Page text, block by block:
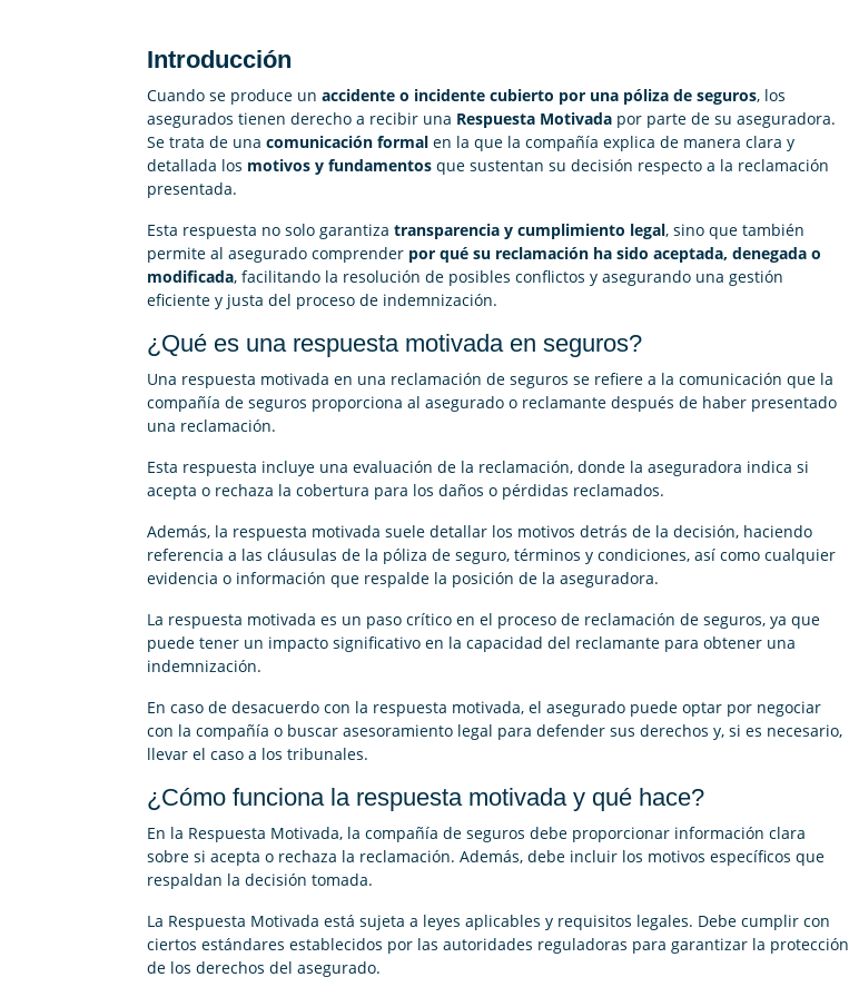
Introducción
Cuando se produce un accidente o incidente cubierto por una póliza de seguros, los
asegurados tienen derecho a recibir una Respuesta Motivada por parte de su aseguradora.
Se trata de una comunicación formal en la que la compañía explica de manera clara y
detallada los motivos y fundamentos que sustentan su decisión respecto a la reclamación
presentada.
Esta respuesta no solo garantiza transparencia y cumplimiento legal, sino que también
permite al asegurado comprender por qué su reclamación ha sido aceptada, denegada o
modificada, facilitando la resolución de posibles conflictos y asegurando una gestión
eficiente y justa del proceso de indemnización.
¿Qué es una respuesta motivada en seguros?
Una respuesta motivada en una reclamación de seguros se refiere a la comunicación que la
compañía de seguros proporciona al asegurado o reclamante después de haber presentado
una reclamación.
Esta respuesta incluye una evaluación de la reclamación, donde la aseguradora indica si
acepta o rechaza la cobertura para los daños o pérdidas reclamados.
Además, la respuesta motivada suele detallar los motivos detrás de la decisión, haciendo
referencia a las cláusulas de la póliza de seguro, términos y condiciones, así como cualquier
evidencia o información que respalde la posición de la aseguradora.
La respuesta motivada es un paso crítico en el proceso de reclamación de seguros, ya que
puede tener un impacto significativo en la capacidad del reclamante para obtener una
indemnización.
En caso de desacuerdo con la respuesta motivada, el asegurado puede optar por negociar
con la compañía o buscar asesoramiento legal para defender sus derechos y, si es necesario,
llevar el caso a los tribunales.
¿Cómo funciona la respuesta motivada y qué hace?
En la Respuesta Motivada, la compañía de seguros debe proporcionar información clara
sobre si acepta o rechaza la reclamación. Además, debe incluir los motivos específicos que
respaldan la decisión tomada.
La Respuesta Motivada está sujeta a leyes aplicables y requisitos legales. Debe cumplir con
ciertos estándares establecidos por las autoridades reguladoras para garantizar la protección
de los derechos del asegurado.